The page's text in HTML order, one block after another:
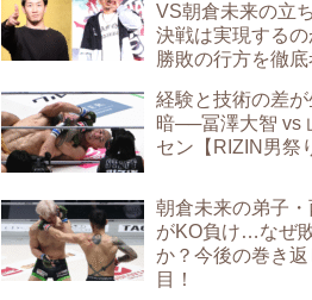
VS朝倉未来の立
決戦は実現する
勝敗の行方を徹底
経験と技術の差が
暗──冨澤大智 vs
セン【RIZIN男祭
朝倉未来の弟子
がKO負け…なぜ
か？今後の巻き返
目！